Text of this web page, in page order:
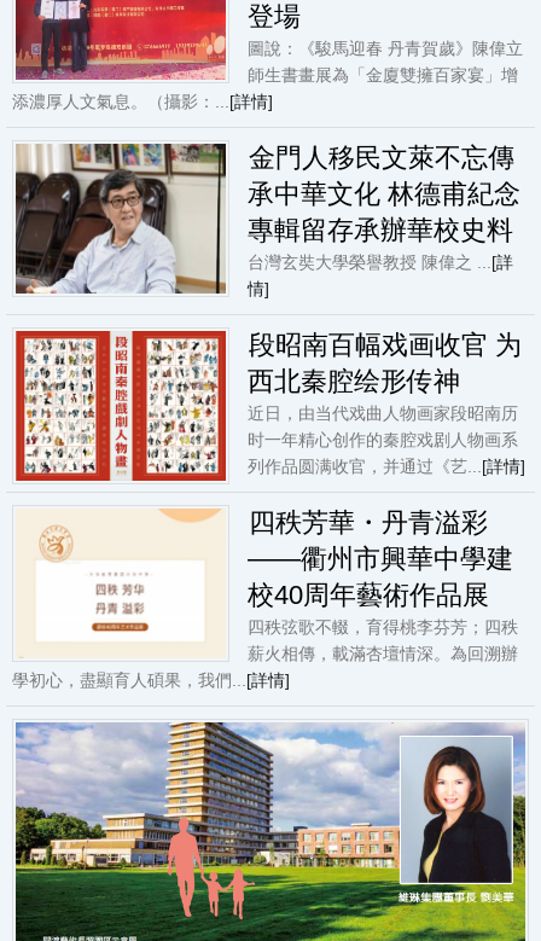
登場
圖說：《駿馬迎春 丹青賀歲》陳偉立
師生書畫展為「金廈雙擁百家宴」增
添濃厚人文氣息。（攝影：...[詳情]
金門人移民文萊不忘傳
承中華文化 林德甫紀念
專輯留存承辦華校史料
台灣玄奘大學榮譽教授 陳偉之 ...[詳
情]
段昭南百幅戏画收官 为
西北秦腔绘形传神
近日，由当代戏曲人物画家段昭南历
时一年精心创作的秦腔戏剧人物画系
列作品圆满收官，并通过《艺...[詳情]
四秩芳華・丹青溢彩
——衢州市興華中學建
校40周年藝術作品展
四秩弦歌不輟，育得桃李芬芳；四秩
薪火相傳，載滿杏壇情深。為回溯辦
學初心，盡顯育人碩果，我們...[詳情]